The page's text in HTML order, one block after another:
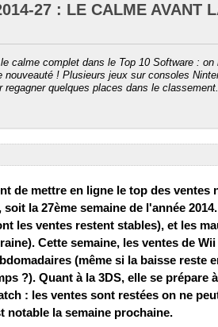
27 : LE CALME AVANT
calme complet dans le Top 10 Software : on
nouveauté ! Plusieurs jeux sur consoles
regagner quelques places dans le classement.
de mettre en ligne le top des ventes
soit la 27ème semaine de l'année
les ventes restent stables), et les
Cette semaine, les ventes de
(même si la baisse reste
?). Quant à la 3DS, elle se prépare
: les ventes sont restées on ne
notable la semaine prochaine.